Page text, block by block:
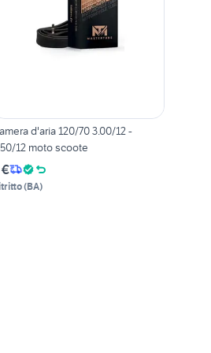
d'aria 120/70 3.00/12 -
12 moto scoote
(BA)